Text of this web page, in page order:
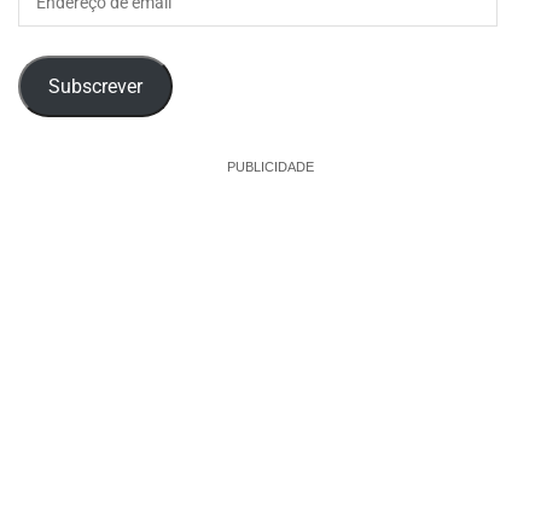
Subscrever
PUBLICIDADE